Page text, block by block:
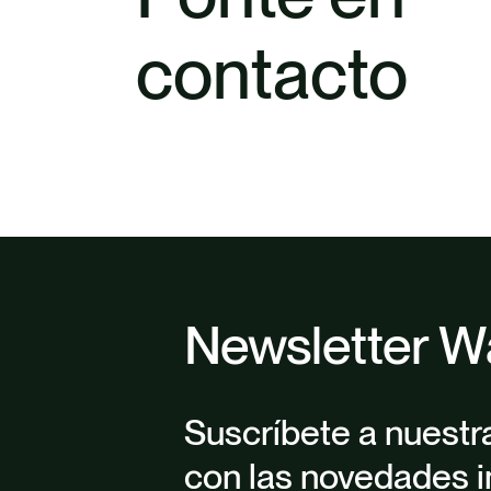
contacto
Newsletter
Suscríbete a
con las novedades